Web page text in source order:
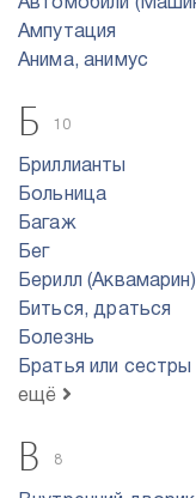
Автомобили
Ампутация
Анима, анимус
Б 10
Бриллианты
Больница
Багаж
Бег
Берилл (Аквамарин)
Биться, драться
Болезнь
Братья или сестры
ещё
В 8